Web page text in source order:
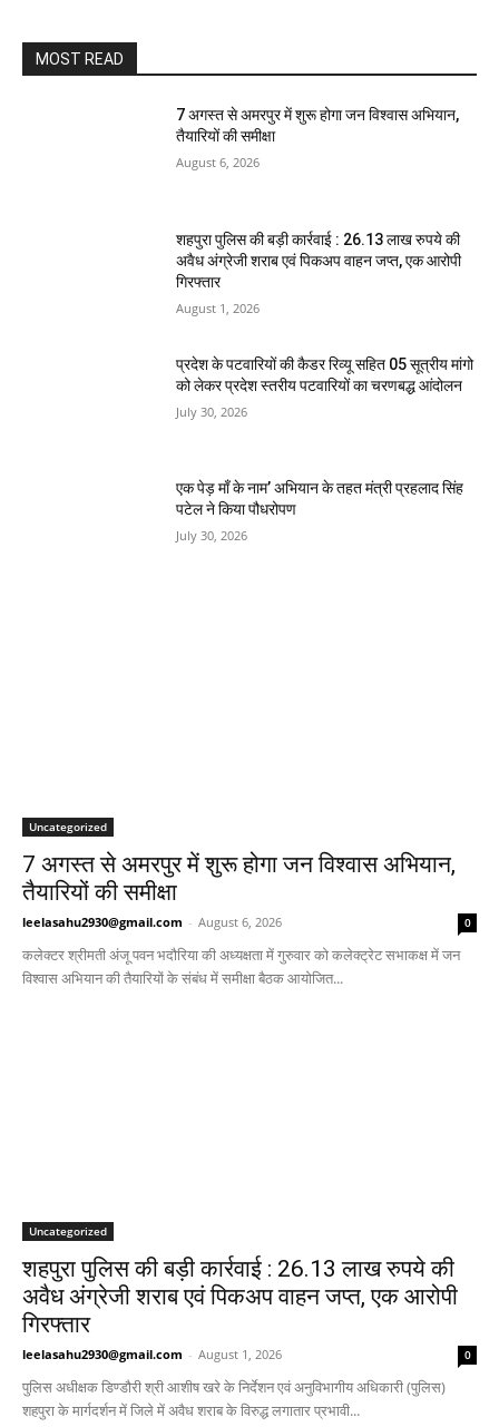
MOST READ
7 अगस्त से अमरपुर में शुरू होगा जन विश्वास अभियान,
तैयारियों की समीक्षा
August 6, 2026
शहपुरा पुलिस की बड़ी कार्रवाई : 26.13 लाख रुपये की
अवैध अंग्रेजी शराब एवं पिकअप वाहन जप्त, एक आरोपी
गिरफ्तार
August 1, 2026
प्रदेश के पटवारियों की कैडर रिव्यू सहित 05 सूत्रीय मांगो
को लेकर प्रदेश स्तरीय पटवारियों का चरणबद्ध आंदोलन
July 30, 2026
एक पेड़ माँ के नाम’ अभियान के तहत मंत्री प्रहलाद सिंह
पटेल ने किया पौधरोपण
July 30, 2026
Uncategorized
7 अगस्त से अमरपुर में शुरू होगा जन विश्वास अभियान,
तैयारियों की समीक्षा
leelasahu2930@gmail.com - August 6, 2026 0
कलेक्टर श्रीमती अंजू पवन भदौरिया की अध्यक्षता में गुरुवार को कलेक्ट्रेट सभाकक्ष में जन
विश्वास अभियान की तैयारियों के संबंध में समीक्षा बैठक आयोजित...
Uncategorized
शहपुरा पुलिस की बड़ी कार्रवाई : 26.13 लाख रुपये की
अवैध अंग्रेजी शराब एवं पिकअप वाहन जप्त, एक आरोपी
गिरफ्तार
leelasahu2930@gmail.com - August 1, 2026 0
पुलिस अधीक्षक डिण्डौरी श्री आशीष खरे के निर्देशन एवं अनुविभागीय अधिकारी (पुलिस)
शहपुरा के मार्गदर्शन में जिले में अवैध शराब के विरुद्ध लगातार प्रभावी...